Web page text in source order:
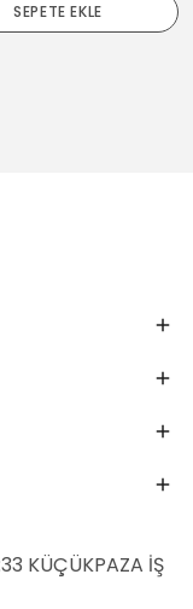
SEPETE EKLE
KÜÇÜKPAZA İŞ